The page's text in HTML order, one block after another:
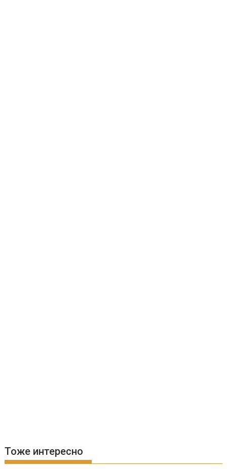
Тоже интересно